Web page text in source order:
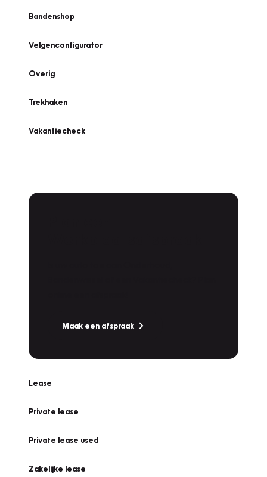
Bandenshop
Velgenconfigurator
Overig
Trekhaken
Vakantiecheck
Maak een afspraak
Lease
Private lease
Private lease used
Zakelijke lease